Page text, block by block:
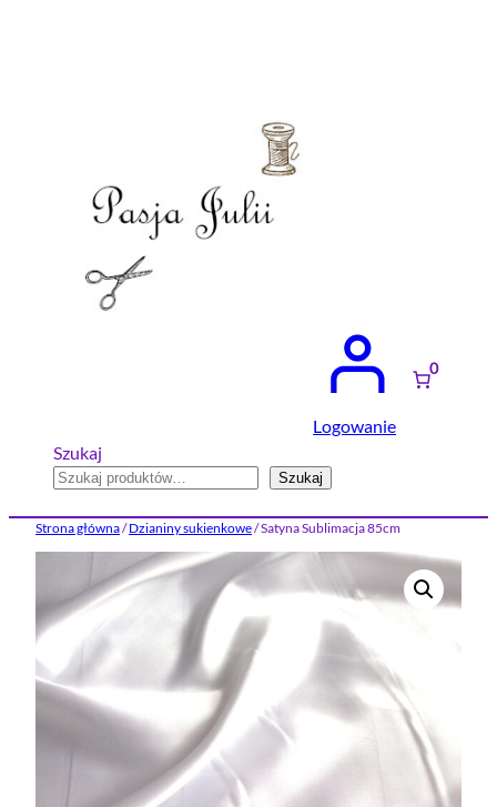
Logowanie
0
Szukaj
Szukaj
Strona główna/Dzianiny sukienkowe/ Satyna Sublimacja 85cm